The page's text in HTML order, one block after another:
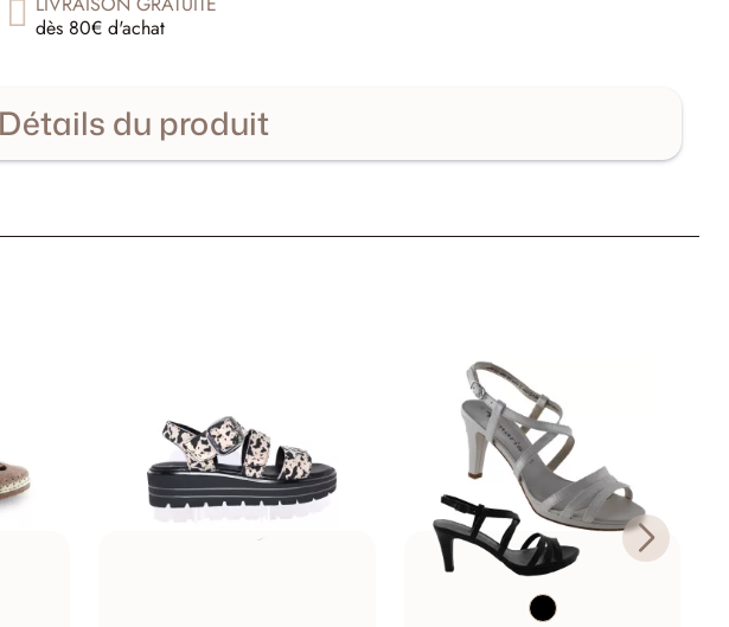
dès 80€ d'achat
Détails du produit